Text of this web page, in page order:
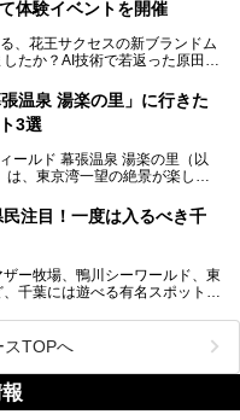
入浴施設にとどまらない進化を
湯から絶景施設、コワーキング
実した施設、子連れファミリー
せたおすすめの施設を紹介しま
と一緒にご紹介します。必見の
ユーラシア【PR】
体験イベントを開催
、花王サクセスの新ブランドム
たか？AI技術で若返った原田泰
記念して、スパメッツァおおた
トを開催。花王サクセスの製品
す！
】
のPRレポート記事です。
温泉 湯楽の里」に行きた
3選
ールド 幕張温泉 湯楽の里（以
、東京湾一望の絶景が楽しめ
サウナ、岩盤浴のほか、高濃度
や食事処、展望抜群の屋上ま
しめます。
も、特におススメしたい3つの
届けします。読めばきっと、行
民注目！一度は入るべき千
ー牧場、鴨川シーワールド、東
千葉には遊べる有名スポットが
つい最近まで千葉在住だった私
き千葉の温泉・スパ34選をま
スTOPへ